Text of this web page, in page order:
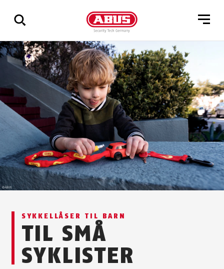
Via
alle
resultater
SYKKELLÅSER TIL BARN
TIL SMÅ
SYKLISTER